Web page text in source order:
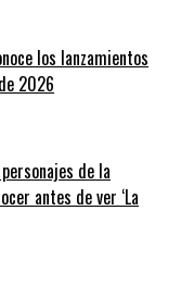
los lanzamientos
2026
de la
antes de ver ‘La